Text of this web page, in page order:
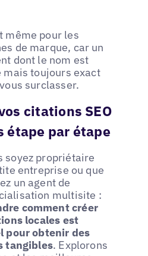
même pour les
de marque, car un
dont le nom est
toujours exact
surclasser.
citations SEO
étape par étape
soyez propriétaire
entreprise ou que
un agent de
multisite :
comment créer
locales est
pour obtenir des
tangibles. Explorons